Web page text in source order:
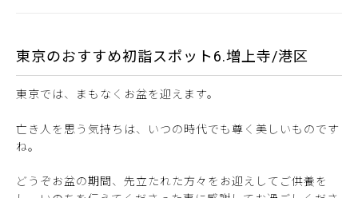
東京のおすすめ初詣スポット6.増上寺/港区
東京では、まもなくお盆を迎えます。
亡き人を思う気持ちは、いつの時代でも尊く美しいものです
ね。
どうぞお盆の期間、先立たれた方々をお迎えしてご供養を